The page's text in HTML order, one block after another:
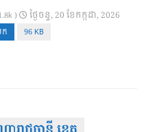
) ថ្ងៃ​ចន្ទ, 20 ខែ​កក្កដា, 2026
96 KB